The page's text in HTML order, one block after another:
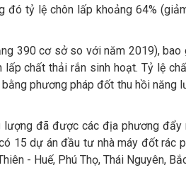
tỷ lệ chôn lấp khoảng 64%
390 cơ sở so với năm 2019),
lấp chất thải rắn sinh hoạt. Tỷ lệ
phương pháp đốt thu hồi năng
đã được các địa phương đẩy
15 dự án đầu tư nhà máy đốt rác
- Huế, Phú Thọ, Thái Nguyên,